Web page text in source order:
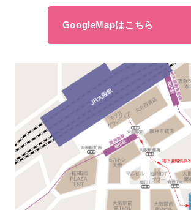
GoogleMapはこちら